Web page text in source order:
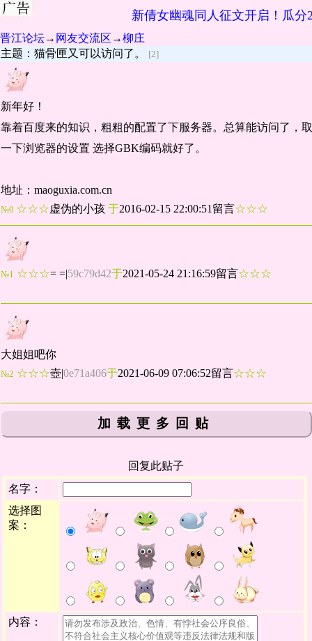
新倩女幽魂同人征文开启！瓜分
晋江论坛→ 网友交流区 →柳庄
主题：猫骨匣又可以访问了。
[2]
新年好！
靠着百度来的知识，粗粗的配置了下服务器。总算能访问了，
一下浏览器的设置 选择GBK编码就好了。
地址：maoguxia.com.cn
№0 ☆☆☆虚伪的小孩 于2016-02-15 22:00:51留言☆☆☆
№1 ☆☆☆= =|59c79d42于2021-05-24 21:16:59留言☆☆☆
大姐姐吧你
№2 ☆☆☆壺|0e71a406于2021-06-09 07:06:52留言☆☆☆
加载更多回贴
回复此贴子
名字：
选择图
案：
内容：